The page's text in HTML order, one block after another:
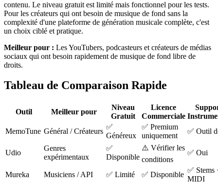
contenu. Le niveau gratuit est limité mais fonctionnel pour les tests.
Pour les créateurs qui ont besoin de musique de fond sans la
complexité d'une plateforme de génération musicale complète, c'est
un choix ciblé et pratique.
Meilleur pour : Les YouTubers, podcasteurs et créateurs de médias
sociaux qui ont besoin rapidement de musique de fond libre de
droits.
Tableau de Comparaison Rapide
Outil Meilleur pour
Niveau
Gratuit
Licence
Commerciale
MemoTune Général / Créateurs
✅
Généreux
✅ Premium
uniquement
✅ Outil
Udio
Genres
expérimentaux
✅
Disponible
⚠️ Vérifier les
conditions
✅ Oui
Mureka Musiciens / API ✅ Limité ✅ Disponible
✅ Stems
MIDI